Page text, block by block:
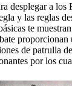
desplegar a los
y las reglas
te
de patrulla
por los